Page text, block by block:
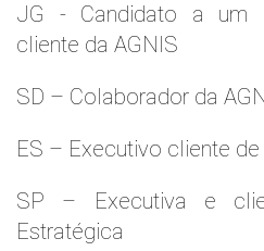
JG - Candidato a um
cliente da AGNIS
SD – Colaborador da
ES – Executivo cliente
SP – Executiva e
Estratégica